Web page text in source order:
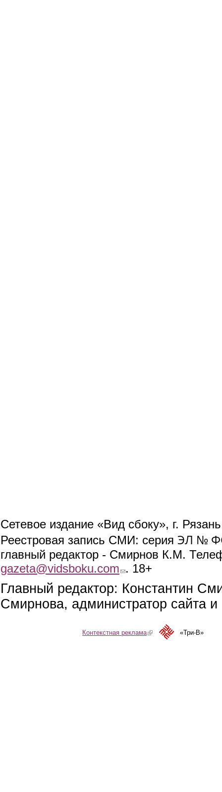
Сетевое издание «Вид сбоку», г.
Реестровая запись СМИ: серия ЭЛ №
главный редактор - Смирнов К.М.
gazeta@vidsboku.com (link sends e-mail)
. 18+
Главный редактор: Константин
Смирнова, администратор сайта
Контекстная реклама(link is external)«Три-В»